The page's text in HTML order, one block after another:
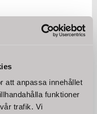
att anpassa innehållet
funktioner
trafik. Vi